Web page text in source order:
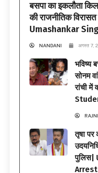
बसपा का इकलौता
की राजनीतिक
Umashankar
NANDANI अगस्त 7,
भविष्य
सोनम
रांची
RAJNI
तृषा पर
पुलिस|